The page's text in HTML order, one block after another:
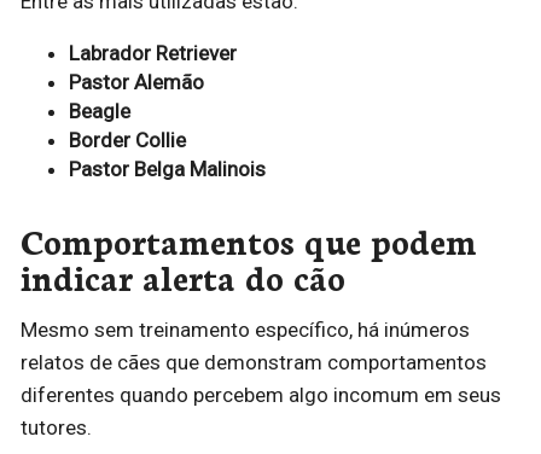
Labrador Retriever
Pastor Alemão
Beagle
Border Collie
Pastor Belga Malinois
Comportamentos que podem
indicar alerta do cão
Mesmo sem treinamento específico, há inúmeros
relatos de cães que demonstram comportamentos
diferentes quando percebem algo incomum em seus
tutores.